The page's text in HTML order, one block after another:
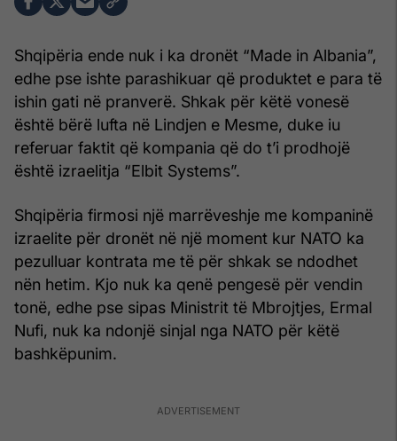
Shqipëria ende nuk i ka dronët “Made in Albania”,
edhe pse ishte parashikuar që produktet e para të
ishin gati në pranverë. Shkak për këtë vonesë
është bërë lufta në Lindjen e Mesme, duke iu
referuar faktit që kompania që do t’i prodhojë
është izraelitja “Elbit Systems”.
Shqipëria firmosi një marrëveshje me kompaninë
izraelite për dronët në një moment kur NATO ka
pezulluar kontrata me të për shkak se ndodhet
nën hetim. Kjo nuk ka qenë pengesë për vendin
tonë, edhe pse sipas Ministrit të Mbrojtjes, Ermal
Nufi, nuk ka ndonjë sinjal nga NATO për këtë
bashkëpunim.